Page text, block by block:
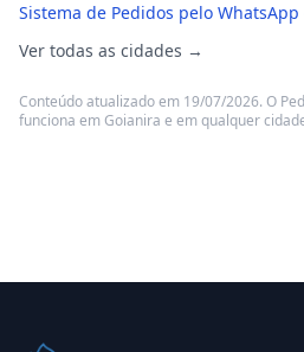
Sistema de Pedidos pelo WhatsApp
Ver todas as cidades →
Conteúdo atualizado em 19/07/2026. O
funciona em Goianira e em qualquer